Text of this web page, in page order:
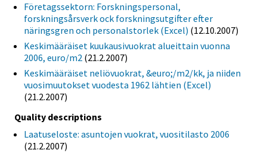
Företagssektorn: Forskningspersonal,
forskningsårsverk ock forskningsutgifter efter
näringsgren och personalstorlek (Excel) (12.10.2007)
Keskimääräiset kuukausivuokrat alueittain vuonna
2006, euro/m2 (21.2.2007)
Keskimääräiset neliövuokrat, &euro;/m2/kk, ja niiden
vuosimuutokset vuodesta 1962 lähtien (Excel)
(21.2.2007)
Quality descriptions
Laatuseloste: asuntojen vuokrat, vuositilasto 2006
(21.2.2007)